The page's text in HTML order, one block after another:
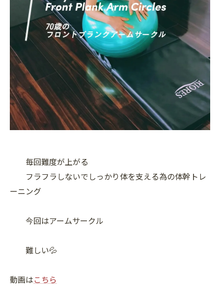
毎回難度が上がる
フラフラしないでしっかり体を支える為の体幹トレ
ーニング
今回はアームサークル
難しい💦
動画はこちら